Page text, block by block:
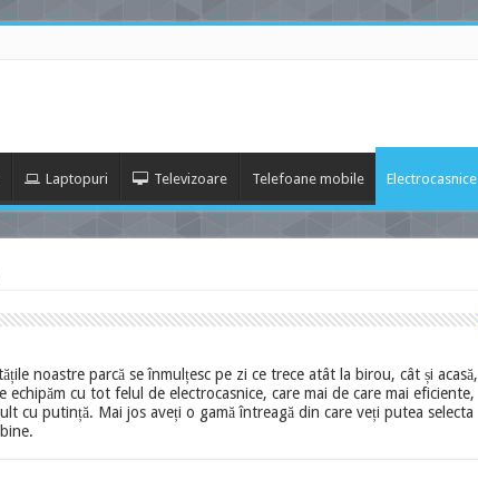
Laptopuri Televizoare Telefoane mobile Electrocasnice
noastre parcă se înmulțesc pe zi ce trece atât la birou, cât și acasă,
echipăm cu tot felul de electrocasnice, care mai de care mai eficiente,
cu putință. Mai jos aveți o gamă întreagă din care veți putea selecta